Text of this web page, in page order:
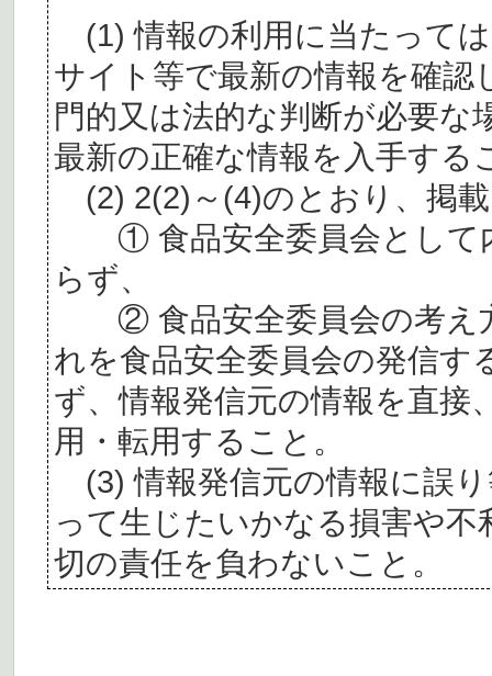
(1) 情報の利用に当たって
サイト等で最新の情報を確認
門的又は法的な判断が必要
最新の正確な情報を入手する
(2) 2(2)～(4)のとおり、掲
① 食品安全委員会として
らず、
② 食品安全委員会の考え
れを食品安全委員会の発信す
ず、情報発信元の情報を直接
用・転用すること。
(3) 情報発信元の情報に誤
って生じたいかなる損害や
切の責任を負わないこと。